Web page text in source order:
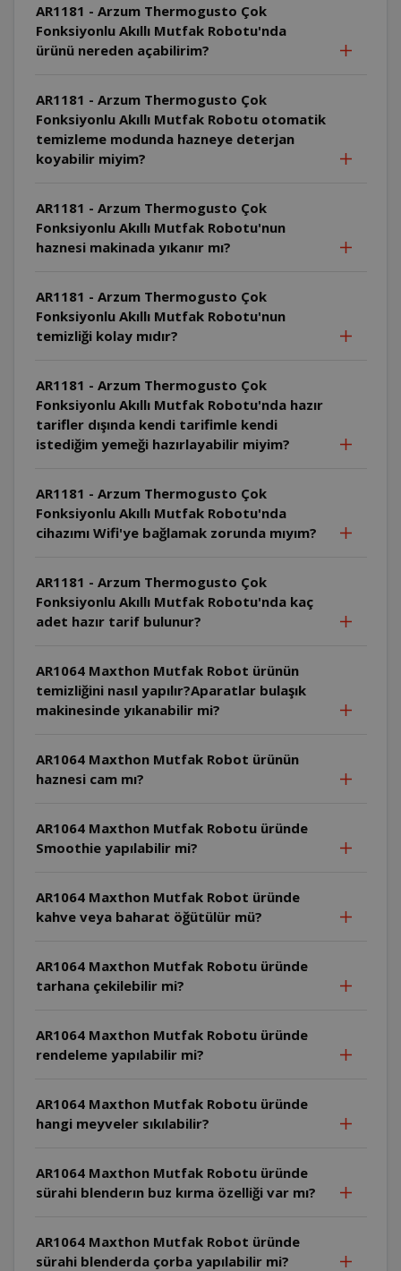
AR1181 - Arzum Thermogusto Çok
Fonksiyonlu Akıllı Mutfak Robotu'nda
ürünü nereden açabilirim?
AR1181 - Arzum Thermogusto Çok
Fonksiyonlu Akıllı Mutfak Robotu otomatik
temizleme modunda hazneye deterjan
koyabilir miyim?
AR1181 - Arzum Thermogusto Çok
Fonksiyonlu Akıllı Mutfak Robotu'nun
haznesi makinada yıkanır mı?
AR1181 - Arzum Thermogusto Çok
Fonksiyonlu Akıllı Mutfak Robotu'nun
temizliği kolay mıdır?
AR1181 - Arzum Thermogusto Çok
Fonksiyonlu Akıllı Mutfak Robotu'nda hazır
tarifler dışında kendi tarifimle kendi
istediğim yemeği hazırlayabilir miyim?
AR1181 - Arzum Thermogusto Çok
Fonksiyonlu Akıllı Mutfak Robotu'nda
cihazımı Wifi'ye bağlamak zorunda mıyım?
AR1181 - Arzum Thermogusto Çok
Fonksiyonlu Akıllı Mutfak Robotu'nda kaç
adet hazır tarif bulunur?
AR1064 Maxthon Mutfak Robot ürünün
temizliğini nasıl yapılır?Aparatlar bulaşık
makinesinde yıkanabilir mi?
AR1064 Maxthon Mutfak Robot ürünün
haznesi cam mı?
AR1064 Maxthon Mutfak Robotu üründe
Smoothie yapılabilir mi?
AR1064 Maxthon Mutfak Robot üründe
kahve veya baharat öğütülür mü?
AR1064 Maxthon Mutfak Robotu üründe
tarhana çekilebilir mi?
AR1064 Maxthon Mutfak Robotu üründe
rendeleme yapılabilir mi?
AR1064 Maxthon Mutfak Robotu üründe
hangi meyveler sıkılabilir?
AR1064 Maxthon Mutfak Robotu üründe
sürahi blenderın buz kırma özelliği var mı?
AR1064 Maxthon Mutfak Robot üründe
sürahi blenderda çorba yapılabilir mi?